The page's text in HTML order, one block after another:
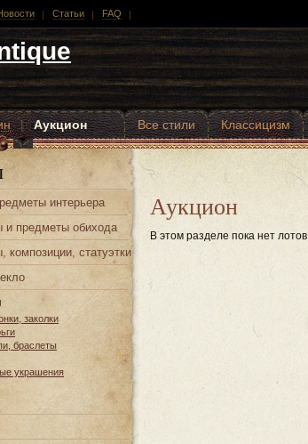
Статьи FAQ
| Аукцион Все стили Классицизм
интерьера
и предметы обихода
композиции, статуэтки
заколки
браслеты
украшения
Аукцион
В этом разделе пока нет лотов